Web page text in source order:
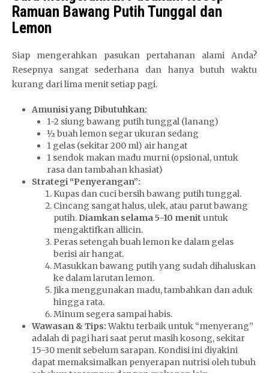
Ramuan Bawang Putih Tunggal dan
Lemon
Siap mengerahkan pasukan pertahanan alami Anda?
Resepnya sangat sederhana dan hanya butuh waktu
kurang dari lima menit setiap pagi.
Amunisi yang Dibutuhkan:
1-2 siung bawang putih tunggal (lanang)
½ buah lemon segar ukuran sedang
1 gelas (sekitar 200 ml) air hangat
1 sendok makan madu murni (opsional, untuk
rasa dan tambahan khasiat)
Strategi “Penyerangan”:
Kupas dan cuci bersih bawang putih tunggal.
Cincang sangat halus, ulek, atau parut bawang
putih. Diamkan selama 5-10 menit untuk
mengaktifkan allicin.
Peras setengah buah lemon ke dalam gelas
berisi air hangat.
Masukkan bawang putih yang sudah dihaluskan
ke dalam larutan lemon.
Jika menggunakan madu, tambahkan dan aduk
hingga rata.
Minum segera sampai habis.
Wawasan & Tips:Waktu terbaik untuk “menyerang”
adalah di pagi hari saat perut masih kosong, sekitar
15-30 menit sebelum sarapan. Kondisi ini diyakini
dapat memaksimalkan penyerapan nutrisi oleh tubuh